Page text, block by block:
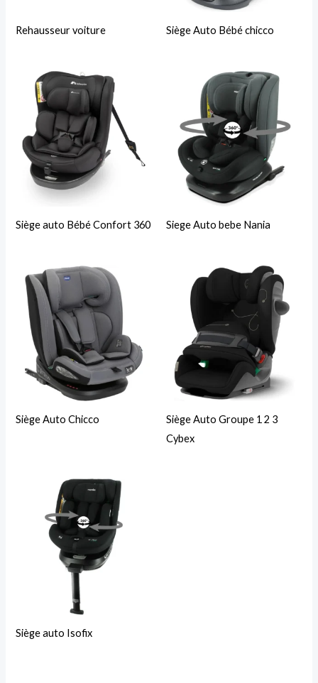
Rehausseur voiture Siège Auto Bébé chicco
Siège auto Bébé Confort 360 Siege Auto bebe Nania
Siège Auto Chicco
Siège Auto Groupe 1 2 3
Cybex
Siège auto Isofix